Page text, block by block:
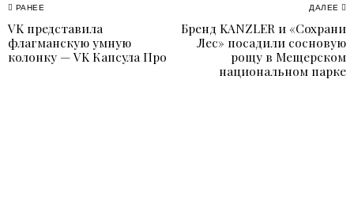
Навигация
по
РАНЕЕ
Previous
post:
VK представила
флагманскую умную
колонку — VK Капсула Про
ДАЛЕЕ
Бренд KANZLER и «Сохрани
Лес» посадили сосновую
рощу в Мещерском
национальном парке